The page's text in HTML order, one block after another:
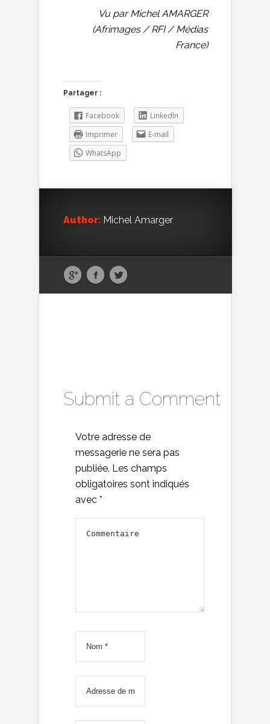
Vu par Michel AMARGER
(Afrimages / RFI / Médias
France)
Partager :
Facebook
LinkedIn
Imprimer
E-mail
WhatsApp
Author: Michel Amarger
Submit a Comment
Votre adresse de
messagerie ne sera pas
publiée. Les champs
obligatoires sont indiqués
avec *